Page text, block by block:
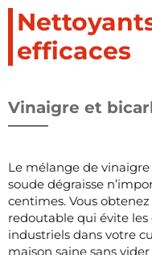
efficaces
Vinaigre et
Le mélange de
soude dégraisse
centimes. Vous
redoutable qui évite
industriels dans votre
maison saine sans